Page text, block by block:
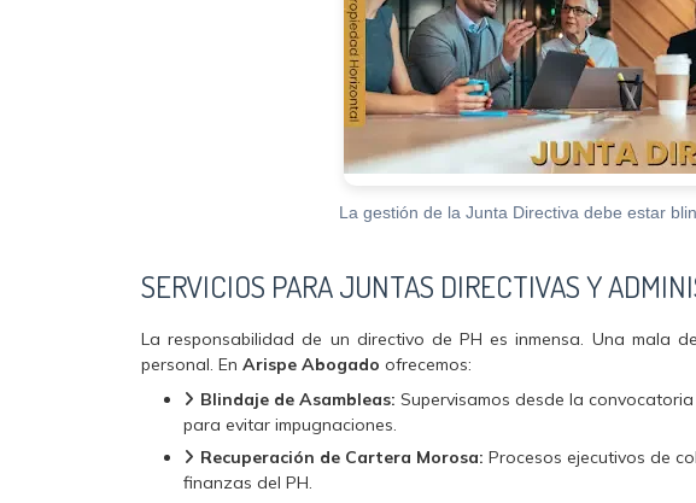
La gestión de la Junta Directiva debe estar
SERVICIOS PARA JUNTAS DIRECTIVAS Y
La responsabilidad de un directivo de PH es inmensa. Una mala
personal. En Arispe Abogado ofrecemos:
Blindaje de Asambleas: Supervisamos desde la
para evitar impugnaciones.
Recuperación de Cartera Morosa: Procesos ejecutivos de
finanzas del PH.